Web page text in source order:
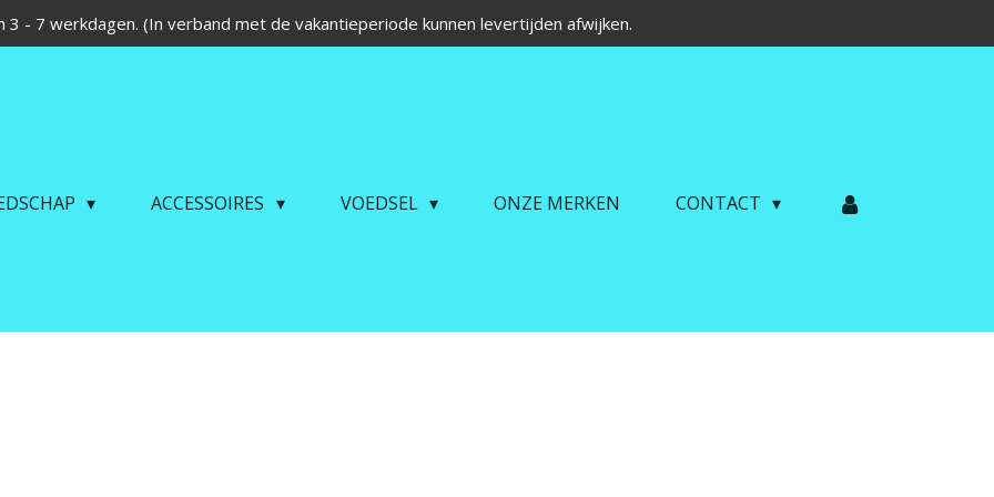
3 - 7 werkdagen. (In verband met de vakantieperiode kunnen levertijden afwijken.
ACCESSOIRES VOEDSEL ONZE MERKEN CONTACT